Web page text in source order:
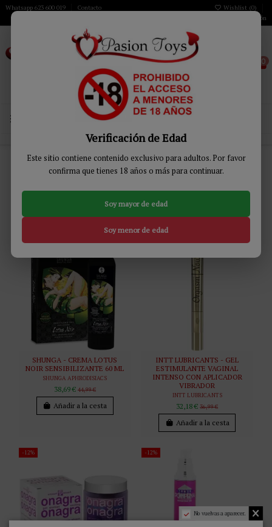
Verificación de Edad
Este sitio contiene contenido exclusivo para adultos. Por favor
confirma que tienes 18 años o más para continuar.
Soy mayor de edad
Soy menor de edad
Whatsapp 623 600 019 Contacto Wishlist (0)
Iniciar sesión
0
Inicio DROGUERÍA Estimulantes para Ellas Intensificador Orgasmos
Intensificador Orgasmos
Relevancia 8
-14%
SHUNGA - CREMA LOTUS
NOIR SENSIBILIZANTE 60 ML
SHUNGA APHRODISIACS
38,69 € 44,99 €
Añadir a la cesta
-13%
INTT LUBRICANTS - GEL
ESTIMULANTE VAGINAL
INTENSO CON APLICADOR
VIBRADOR
INTT LUBRICANTS
32,18 €36,99 €
Añadir a la cesta
-12% -12%
No vuelvas a aparecer.